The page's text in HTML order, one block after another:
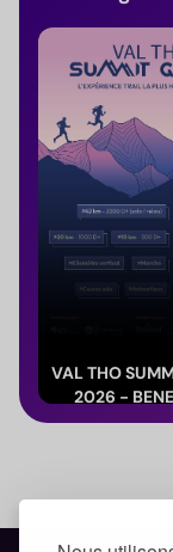
VAL THO
2026 -
Du 7 au 9
(Auvergne-